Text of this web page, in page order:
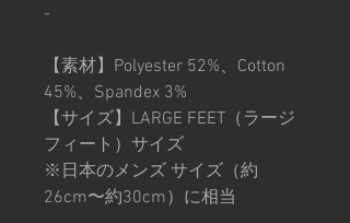
-
【素材】Polyester 52%、Cotton
45%、Spandex 3%
【サイズ】LARGE FEET（ラージ
フィート）サイズ
※日本のメンズ サイズ（約
26cm〜約30cm）に相当